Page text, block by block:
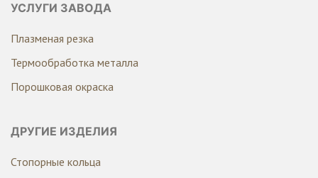
УСЛУГИ ЗАВОДА
Плазменая резка
Термообработка металла
Порошковая окраска
ДРУГИЕ ИЗДЕЛИЯ
Стопорные кольца